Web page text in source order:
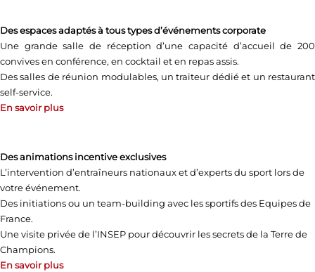
Des espaces adaptés à tous types d’événements corporate
Une grande salle de réception d’une capacité d’accueil de 200
convives en conférence, en cocktail et en repas assis.
Des salles de réunion modulables, un traiteur dédié et un restaurant
self-service.
En savoir plus
Des animations incentive exclusives
L’intervention d’entraîneurs nationaux et d’experts du sport lors de
votre événement.
Des initiations ou un team-building avec les sportifs des Equipes de
France.
Une visite privée de l’INSEP pour découvrir les secrets de la Terre de
Champions.
En savoir plus